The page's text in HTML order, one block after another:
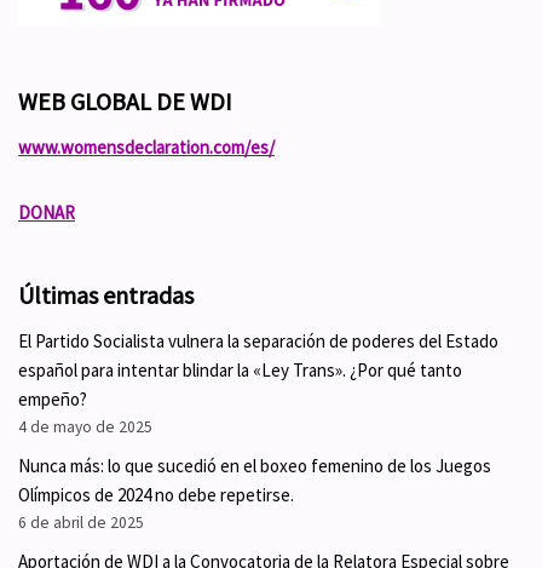
WEB GLOBAL DE WDI
www.womensdeclaration.com/es/
DONAR
Últimas entradas
El Partido Socialista vulnera la separación de poderes del Estado
español para intentar blindar la «Ley Trans». ¿Por qué tanto
empeño?
4 de mayo de 2025
Nunca más: lo que sucedió en el boxeo femenino de los Juegos
Olímpicos de 2024 no debe repetirse.
6 de abril de 2025
Aportación de WDI a la Convocatoria de la Relatora Especial sobre